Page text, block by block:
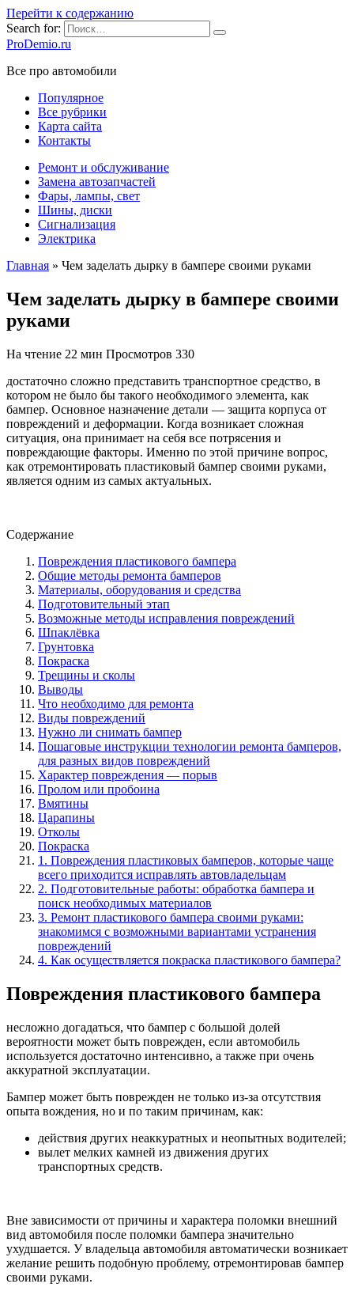
Перейти к содержанию
Search for:
ProDemio.ru
Все про автомобили
Популярное
Все рубрики
Карта сайта
Контакты
Ремонт и обслуживание
Замена автозапчастей
Фары, лампы, свет
Шины, диски
Сигнализация
Электрика
Главная » Чем заделать дырку в бампере своими руками
Чем заделать дырку в бампере своими
руками
На чтение 22 мин Просмотров 330
достаточно сложно представить транспортное средство, в
котором не было бы такого необходимого элемента, как
бампер. Основное назначение детали — защита корпуса от
повреждений и деформации. Когда возникает сложная
ситуация, она принимает на себя все потрясения и
повреждающие факторы. Именно по этой причине вопрос,
как отремонтировать пластиковый бампер своими руками,
является одним из самых актуальных.
Содержание
Повреждения пластикового бампера
Общие методы ремонта бамперов
Материалы, оборудования и средства
Подготовительный этап
Возможные методы исправления повреждений
Шпаклёвка
Грунтовка
Покраска
Трещины и сколы
Выводы
Что необходимо для ремонта
Виды повреждений
Нужно ли снимать бампер
Пошаговые инструкции технологии ремонта бамперов,
для разных видов повреждений
Характер повреждения — порыв
Пролом или пробоина
Вмятины
Царапины
Отколы
Покраска
1. Повреждения пластиковых бамперов, которые чаще
всего приходится исправлять автовладельцам
2. Подготовительные работы: обработка бампера и
поиск необходимых материалов
3. Ремонт пластикового бампера своими руками:
знакомимся с возможными вариантами устранения
повреждений
4. Как осуществляется покраска пластикового бампера?
Повреждения пластикового бампера
несложно догадаться, что бампер с большой долей
вероятности может быть поврежден, если автомобиль
используется достаточно интенсивно, а также при очень
аккуратной эксплуатации.
Бампер может быть поврежден не только из-за отсутствия
опыта вождения, но и по таким причинам, как:
действия других неаккуратных и неопытных водителей;
вылет мелких камней из движения других
транспортных средств.
Вне зависимости от причины и характера поломки внешний
вид автомобиля после поломки бампера значительно
ухудшается. У владельца автомобиля автоматически возникает
желание решить подобную проблему, отремонтировав бампер
своими руками.